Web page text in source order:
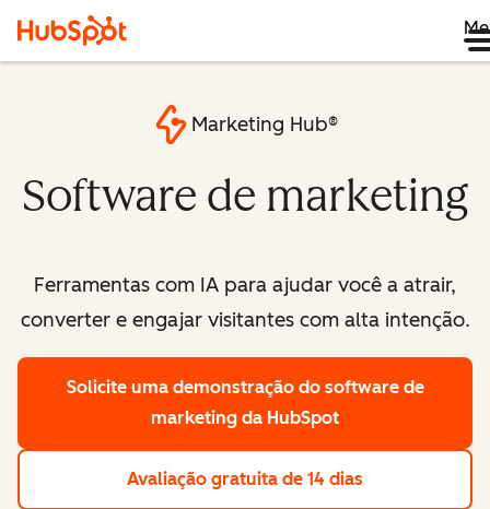
Marketing Hub®
Software de marketing
Ferramentas com IA para ajudar você a atrair,
converter e engajar visitantes com alta intenção.
Solicite uma demonstração do software de
marketing da HubSpot
Avaliação gratuita de 14 dias